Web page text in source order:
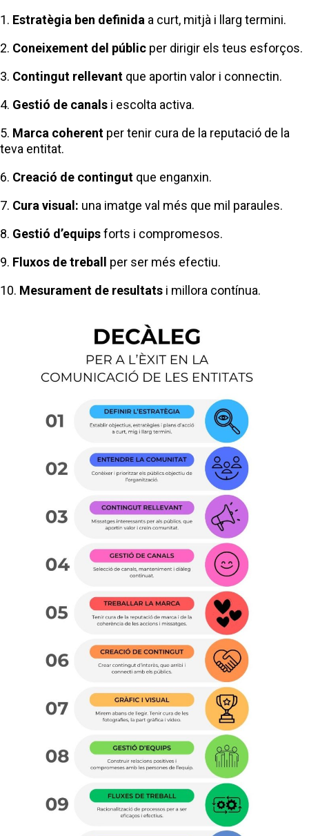
1. Estratègia ben definida a curt, mitjà i llarg termini.
2. Coneixement del públic per dirigir els teus esforços.
3. Contingut rellevant que aportin valor i connectin.
4. Gestió de canals i escolta activa.
5. Marca coherent per tenir cura de la reputació de la
teva entitat.
6. Creació de contingut que enganxin.
7. Cura visual: una imatge val més que mil paraules.
8. Gestió d’equipsforts i compromesos.
9. Fluxos de treball
per ser més efectiu.
10. Mesurament de resultats i millora contínua.